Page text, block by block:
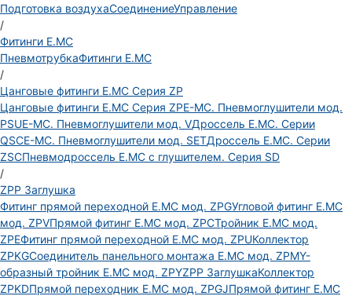
Подготовка воздухаСоединениеУправление
/
Фитинги E.MC
ПневмотрубкаФитинги E.MC
/
Цанговые фитинги E.MC Серия ZP
Цанговые фитинги E.MC Серия ZPE-MC. Пневмоглушители мод.
PSUE-MC. Пневмоглушители мод. VДроссель E.MC. Серии
QSCE-MC. Пневмоглушители мод. SETДроссель E.MC. Серии
ZSCПневмодроссель E.MC с глушителем. Серия SD
/
ZPP Заглушка
Фитинг прямой переходной E.MC мод. ZPGУгловой фитинг E.MC
мод. ZPVПрямой фитинг E.MC мод. ZPCТройник E.MC мод.
ZPEФитинг прямой переходной E.MC мод. ZPUКоллектор
ZPKGСоединитель панельного монтажа E.MC мод. ZPMY-
образный тройник E.MC мод. ZPYZPP ЗаглушкаКоллектор
ZPKDПрямой переходник E.MC мод. ZPGJПрямой фитинг E.MC